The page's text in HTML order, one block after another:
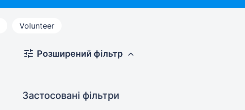
Volunteer
Розширений фільтр
Застосовані фільтри